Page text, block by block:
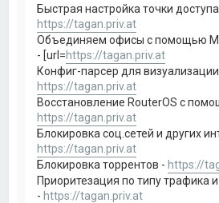
Быстрая настройка точки
https://tagan.priv.at
Объединяем офисы с помощью
- [url=https://tagan.priv.at
Конфиг-парсер для
https://tagan.priv.at
Восстановление RouterOS с
https://tagan.priv.at
Блокировка соц.сетей и других
https://tagan.priv.at
Блокировка торрентов - https://
Приоритезация по типу трафика
- https://tagan.priv.at